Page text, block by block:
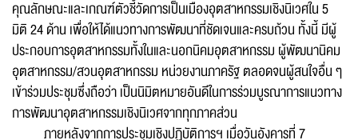
คุณลักษณะและเกณฑ์ตัวชี้วัดการเป็นเมืองอุตสาหกรรมเชิงนิเวศใน 5
มิติ 24 ด้าน เพื่อให้ได้แนวทางการพัฒนาที่ชัดเจนและครบถ้วน ทั้งนี้ มีผู้
ประกอบการอุตสาหกรรมทั้งในและนอกนิคมอุตสาหกรรม ผู้พัฒนานิคม
อุตสาหกรรม/สวนอุตสาหกรรม หน่วยงานภาครัฐ ตลอดจนผู้สนใจอื่น ๆ
เข้าร่วมประชุมซึ่งถือว่า เป็นนิมิตหมายอันดีในการร่วมบูรณาการแนวทาง
การพัฒนาอุตสาหกรรมเชิงนิเวศจากทุกภาคส่วน
ภายหลังจากการประชุมเชิงปฏิบัติการฯ เมื่อวันอังคารที่ 7